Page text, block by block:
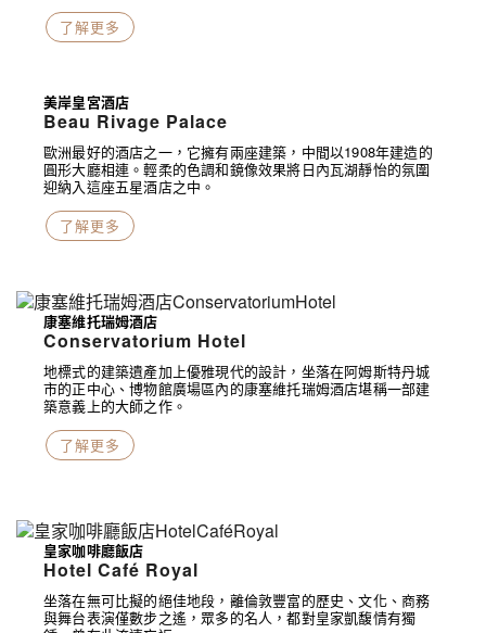
了解更多
美岸皇宮酒店
Beau Rivage Palace
歐洲最好的酒店之一，它擁有兩座建築，中間以1908年建造的
圓形大廳相連。輕柔的色調和鏡像效果將日內瓦湖靜怡的氛圍
迎納入這座五星酒店之中。
了解更多
康塞維托瑞姆酒店
Conservatorium Hotel
地標式的建築遺產加上優雅現代的設計，坐落在阿姆斯特丹城
市的正中心、博物館廣場區內的康塞維托瑞姆酒店堪稱一部建
築意義上的大師之作。
了解更多
皇家咖啡廳飯店
Hotel Café Royal
坐落在無可比擬的絕佳地段，離倫敦豐富的歷史、文化、商務
與舞台表演僅數步之遙，眾多的名人，都對皇家凱馥情有獨